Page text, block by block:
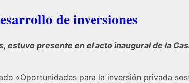
de inversiones
estuvo presente en el acto inaugural de la
«Oportunidades para la inversión privada